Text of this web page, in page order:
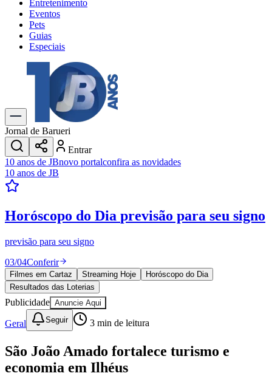
Entretenimento
Eventos
Pets
Guias
Especiais
Explore Tudo
Últimas Notícias
Previsão do Tempo
Trânsito e Rotas
Dia a Dia & Lazer
Transportes
Gastronomia
Cinema & Shows
JogosNovo
Para Sua Empresa
Anuncie no Portal
Cadastrar Empresa
Divulgar Vagas
Publicidade Legal
Política
Eleições
Esportes
Saúde
Segurança
Cultura
Meio Ambiente
Obras
Educação
Jornal de Barueri
Entrar
10 anos de JBnovo portalconfira as novidades
10 anos de JB
Horóscopo do Dia previsão para seu signo
previsão para seu signo
03/04Conferir
Filmes em Cartaz Streaming Hoje
Horóscopo do Dia
Resultados das Loterias
Publicidade Anuncie Aqui
Geral Seguir 3 min de leitura
São João Amado fortalece turismo e
economia em Ilhéus